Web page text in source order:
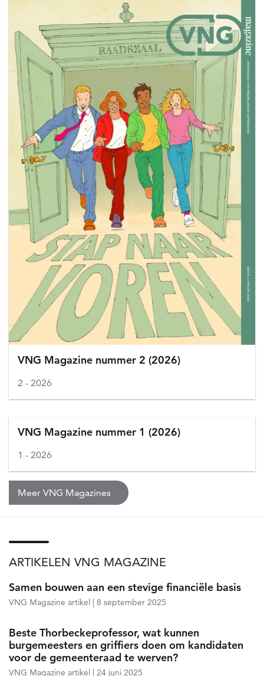
VNG Magazine nummer 2 (2026)
2 2026
VNG Magazine nummer 1 (2026)
1 2026
Meer VNG Magazines
ARTIKELEN VNG MAGAZINE
Nieuws
Samen bouwen aan een stevige financiële basis
VNG Magazine artikel 8 september 2025
Beste Thorbeckeprofessor, wat kunnen
burgemeesters en griffiers doen om kandidaten
voor de gemeenteraad te werven?
VNG Magazine artikel 24 juni 2025